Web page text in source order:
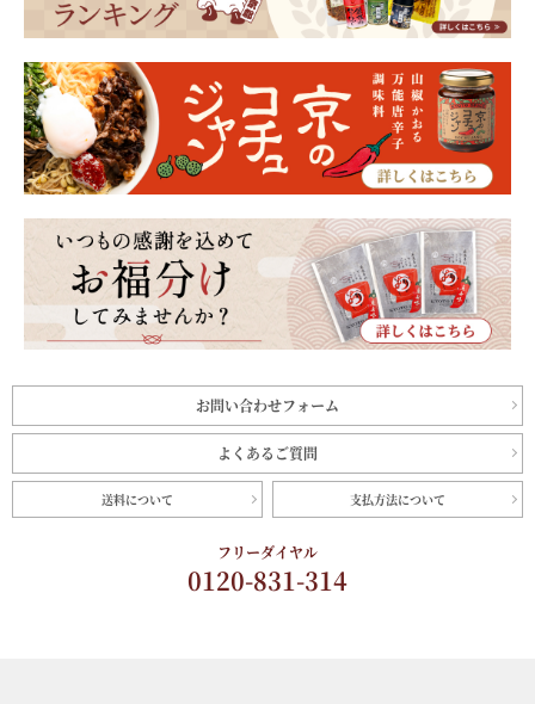
お問い合わせフォーム
よくあるご質問
送料について 支払方法について
フリーダイヤル
0120-831-314